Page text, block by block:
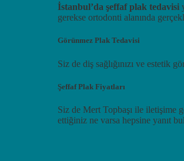
İstanbul’da şeffaf plak tedavisi
gerekse ortodonti alanında
Görünmez Plak Tedavisi
Siz de diş sağlığınızı ve estetik
Şeffaf Plak Fiyatları
Siz de Mert Topbaşı ile iletişime
ettiğiniz ne varsa hepsine yanıt